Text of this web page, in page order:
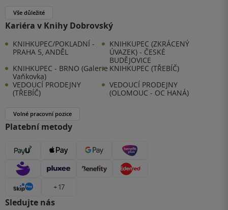
Vše důležité
Kariéra v Knihy Dobrovský
KNIHKUPEC/POKLADNÍ -
PRAHA 5, ANDĚL
KNIHKUPEC (ZKRÁCENÝ
ÚVAZEK) - ČESKÉ
BUDĚJOVICE
KNIHKUPEC - BRNO (Galerie
Vaňkovka)
KNIHKUPEC (TŘEBÍČ)
VEDOUCÍ PRODEJNY
(TŘEBÍČ)
VEDOUCÍ PRODEJNY
(OLOMOUC - OC HANÁ)
Volné pracovní pozice
Platební metody
+ 17
Sledujte nás